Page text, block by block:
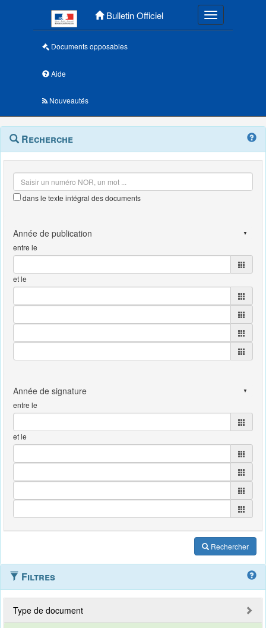
Bulletin Officiel Toggle
Documents opposables
Aide
Nouveautés
Navigation
outils
Menu
contextuel
Recherche
dans le texte intégral des documents
entre le
et le
entre le
et le
Rechercher
Filtres
Type de document